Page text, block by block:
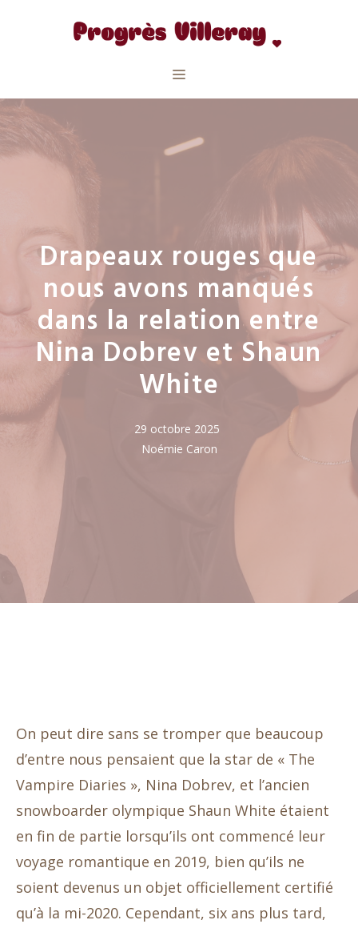
Menu
Drapeaux rouges que
nous avons manqués
dans la relation entre
Nina Dobrev et Shaun
White
29 octobre 2025
Noémie Caron
On peut dire sans se tromper que beaucoup
d’entre nous pensaient que la star de « The
Vampire Diaries », Nina Dobrev, et l’ancien
snowboarder olympique Shaun White étaient
en fin de partie lorsqu’ils ont commencé leur
voyage romantique en 2019, bien qu’ils ne
soient devenus un objet officiellement certifié
qu’à la mi-2020. Cependant, six ans plus tard,